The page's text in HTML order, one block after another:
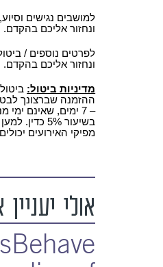
ונחזור אליכם בהקדם.
ונחזור אליכם בהקדם.
מדיניות ביטול:
– 7 ימים, שאינם
מפיקי האירועים
אולי